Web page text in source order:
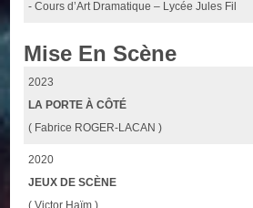
- Cours d’Art Dramatique – Lycée Jules Fil
Mise En Scène
2023
LA PORTE À CÔTÉ
( Fabrice ROGER-LACAN )
2020
JEUX DE SCÈNE
( Victor Haïm )